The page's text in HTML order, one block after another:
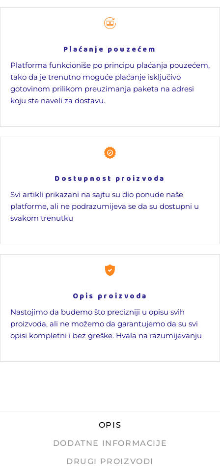
Plaćanje pouzećem
Platforma funkcioniše po principu plaćanja pouzećem,
tako da je trenutno moguće plaćanje isključivo
gotovinom prilikom preuzimanja paketa na adresi
koju ste naveli za dostavu.
Dostupnost proizvoda
Svi artikli prikazani na sajtu su dio ponude naše
platforme, ali ne podrazumijeva se da su dostupni u
svakom trenutku
Opis proizvoda
Nastojimo da budemo što precizniji u opisu svih
proizvoda, ali ne možemo da garantujemo da su svi
opisi kompletni i bez greške. Hvala na razumijevanju
OPIS
DODATNE INFORMACIJE
DRUGI PROIZVODI